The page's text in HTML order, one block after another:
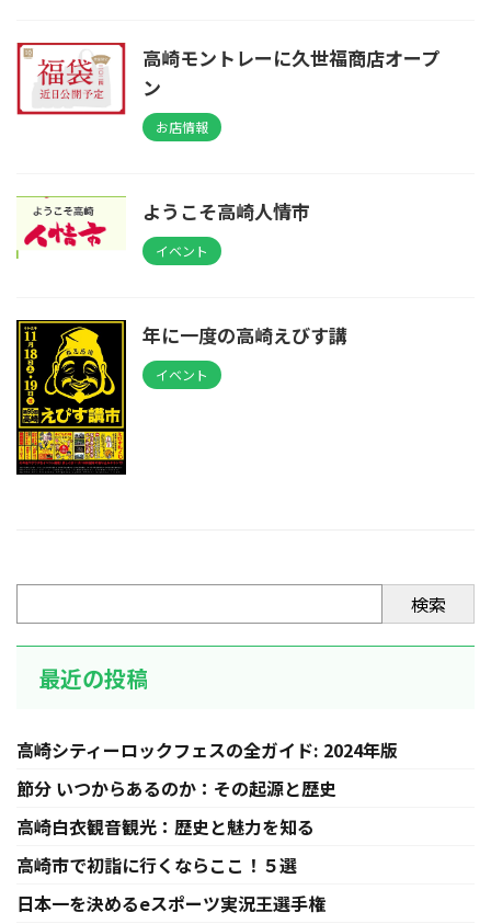
高崎モントレーに久世福商店オープ
ン
お店情報
ようこそ高崎人情市
イベント
年に一度の高崎えびす講
イベント
検索
最近の投稿
高崎シティーロックフェスの全ガイド: 2024年版
節分 いつからあるのか：その起源と歴史
高崎白衣観音観光：歴史と魅力を知る
高崎市で初詣に行くならここ！５選
日本一を決めるeスポーツ実況王選手権